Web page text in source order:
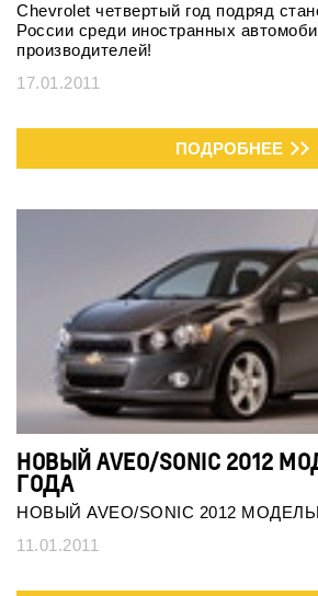
Chevrolet четвертый год подряд
России среди иностранных
производителей!
17.01.2011
ПОДРОБНЕЕ
НОВЫЙ AVEO/SONIC 2012
ГОДА
НОВЫЙ AVEO/SONIC 2012
11.01.2011